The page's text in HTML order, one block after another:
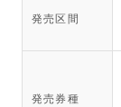
発売区間
発売券種